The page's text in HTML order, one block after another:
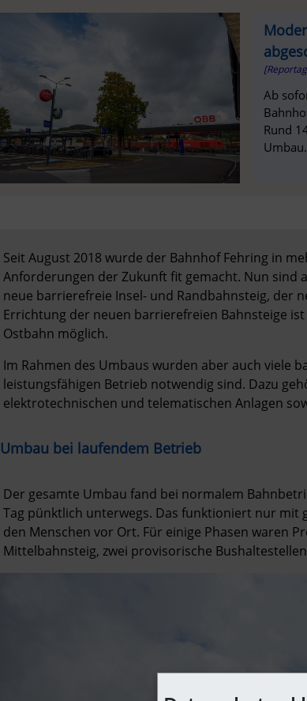
Ab
Rund
Umbau.
Seit August 2018 wurde der Bahnhof Fehring in
Anforderungen der Zukunft fit gemacht. Nun sind
neue barrierefreie Insel- und Randbahnsteig, der
Errichtung der neuen barrierefreien Bahnsteige
Ostbahn möglich.
Im Rahmen des Umbaus wurden aber auch viele
leistungsfähigen Betrieb notwendig sind. Dazu
elektrotechnischen und telematischen Anlagen
Umbau bei laufendem Betrieb
Der gesamte Umbau fand bei normalem
Tag pünktlich unterwegs. Das funktioniert nur
den Menschen vor Ort. Für einige Phasen waren
Mittelbahnsteig, zwei provisorische